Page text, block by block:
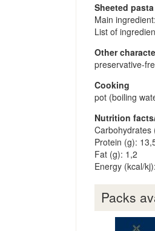
Sheeted pasta
Main
List of
Other
preservative-
Cooking
pot (boiling
Nutrition
Carbohydrates
Protein (g):
Fat (g): 1,2
Energy (kcal/
Packs